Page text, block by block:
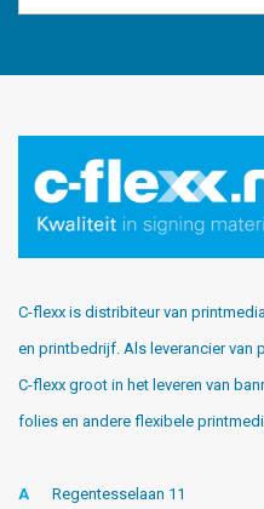
C-flexx is distribiteur van
en printbedrijf. Als leverancier van
C-flexx groot in het leveren van
folies en andere flexibele
A
Regentesselaan 11